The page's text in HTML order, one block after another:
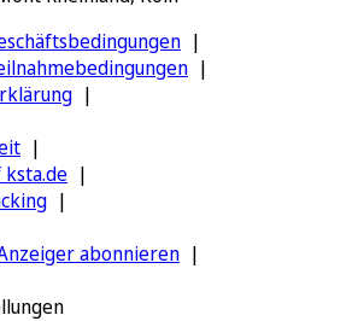
ksta.de
abonnieren